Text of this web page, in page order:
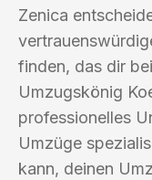
Zenica
finden, das dir
Umzugskönig
professionelles
Umzüge
kann, deinen